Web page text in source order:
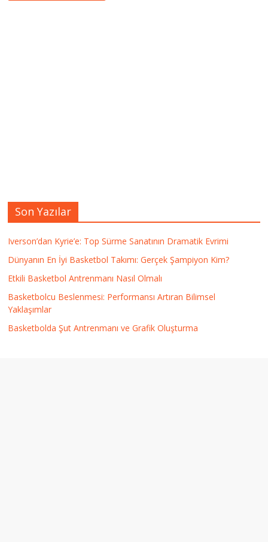
Son Yazılar
Iverson’dan Kyrie’e: Top Sürme Sanatının Dramatik Evrimi
Dünyanın En İyi Basketbol Takımı: Gerçek Şampiyon Kim?
Etkili Basketbol Antrenmanı Nasıl Olmalı
Basketbolcu Beslenmesi: Performansı Artıran Bilimsel
Yaklaşımlar
Basketbolda Şut Antrenmanı ve Grafik Oluşturma